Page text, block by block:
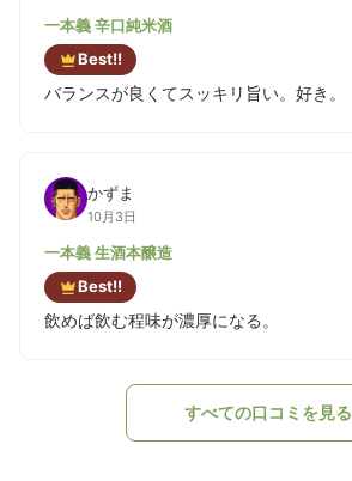
一本義 辛口純米酒
Best!!
バランスが良くてスッキリ旨い。好き。
かずま
10月3日
一本義 生酒本醸造
Best!!
飲めば飲む程味が濃厚になる。
すべての口コミを見る